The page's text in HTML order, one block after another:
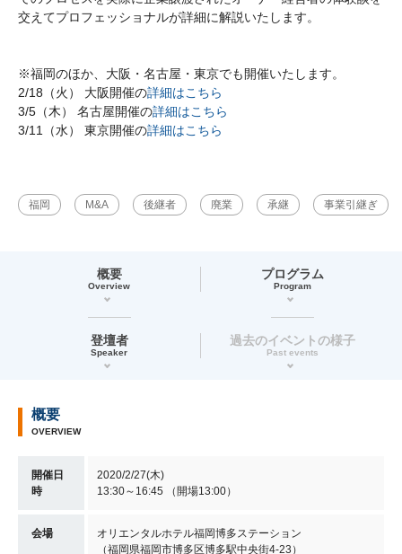
交えてプロフェッショナルが詳細に解説いたします。
※福岡のほか、大阪・名古屋・東京でも開催いたします。
2/18（火） 大阪開催の詳細はこちら
3/5（木） 名古屋開催の詳細はこちら
3/11（水） 東京開催の詳細はこちら
福岡 M&A 後継者 廃業 承継 事業引継ぎ
概要
Overview
プログラム
Program
登壇者
Speaker
過去のイベントの様子
Past events
概要
OVERVIEW
開催日
時
2020/2/27(木)
13:30～16:45 （開場13:00）
会場
オリエンタルホテル福岡博多ステーション
（福岡県福岡市博多区博多駅中央街4-23）